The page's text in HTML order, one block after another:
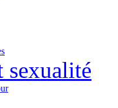
sexualité